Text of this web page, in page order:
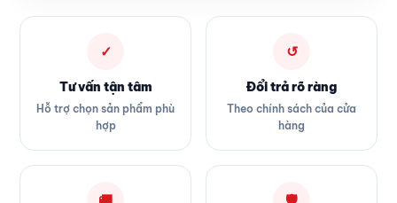
✓
Tư vấn tận tâm
Hỗ trợ chọn sản phẩm phù
hợp
↺
Đổi trả rõ ràng
Theo chính sách của cửa
hàng